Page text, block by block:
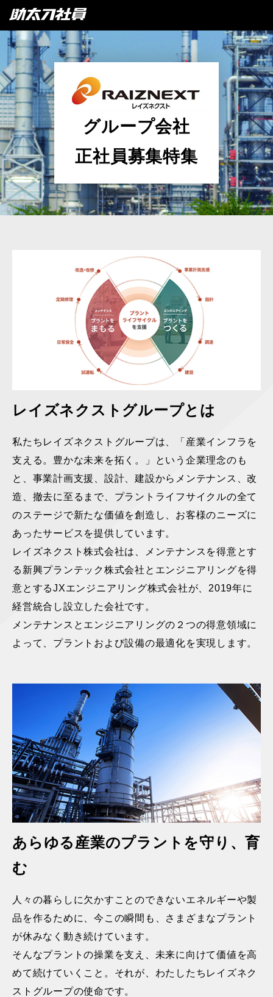
グループ会社
正社員募集特集
レイズネクストグループとは
私たちレイズネクストグループは、「産業インフラを
支える。豊かな未来を拓く。」という企業理念のも
と、事業計画支援、設計、建設からメンテナンス、改
造、撤去に至るまで、プラントライフサイクルの全て
のステージで新たな価値を創造し、お客様のニーズに
あったサービスを提供しています。
レイズネクスト株式会社は、メンテナンスを得意とす
る新興プランテック株式会社とエンジニアリングを得
意とするJXエンジニアリング株式会社が、2019年に
経営統合し設立した会社です。
メンテナンスとエンジニアリングの２つの得意領域に
よって、プラントおよび設備の最適化を実現します。
あらゆる産業のプラントを守り、育
む
人々の暮らしに欠かすことのできないエネルギーや製
品を作るために、今この瞬間も、さまざまなプラント
が休みなく動き続けています。
そんなプラントの操業を支え、未来に向けて価値を高
めて続けていくこと。それが、わたしたちレイズネク
ストグループの使命です。